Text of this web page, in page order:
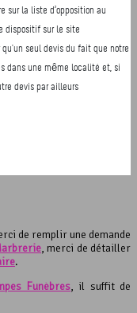
de remplir une demande
, merci de détailler
.
Funèbres, il suffit de